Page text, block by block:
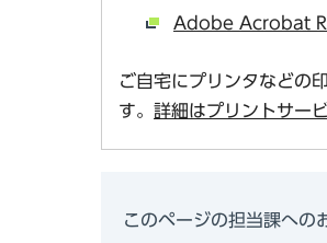
Adobe Acrobat
ご自宅にプリンタなどの
す。 詳細はプリントサー
このページの担当課への